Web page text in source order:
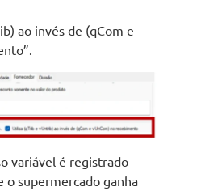
ao invés de (qCom e
variável é registrado
o supermercado ganha